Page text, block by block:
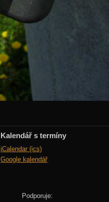
Kalendář s termíny
iCalendar (ics)
Google kalendář
Podporuje: